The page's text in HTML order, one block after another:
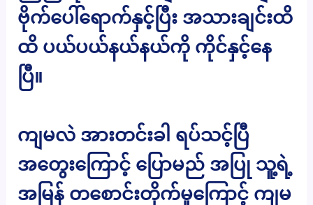
ဗိုက်ပေါ်ရောက်နှင့်ပြီး အသားချင်းထိ
ထိ ပယ်ပယ်နယ်နယ်ကို ကိုင်နှင့်နေ
ပြီ။
ကျမလဲ အားတင်းခါ ရပ်သင့်ပြီ
အတွေးကြောင့် ပြောမည် အပြု သူ့ရဲ့
အမြန် တစောင်းတိုက်မှုကြောင့် ကျမ